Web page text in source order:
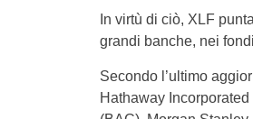
In virtù di ciò, XLF
grandi banche, nei
Secondo l’ultimo
Hathaway